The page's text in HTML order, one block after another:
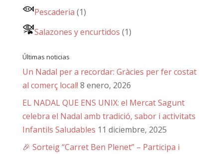
Pescaderia (1)
Salazones y encurtidos (1)
Últimas noticias
Un Nadal per a recordar: Gràcies per fer costat
al comerç local! 8 enero, 2026
EL NADAL QUE ENS UNIX: el Mercat Sagunt
celebra el Nadal amb tradició, sabor i activitats
Infantils Saludables 11 diciembre, 2025
🎉 Sorteig “Carret Ben Plenet” – Participa i